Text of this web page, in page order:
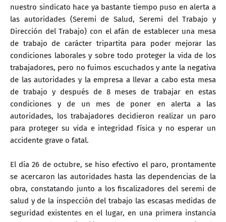
nuestro sindicato hace ya bastante tiempo puso en alerta a
las autoridades (Seremi de Salud, Seremi del Trabajo y
Dirección del Trabajo) con el afán de establecer una mesa
de trabajo de carácter tripartita para poder mejorar las
condiciones laborales y sobre todo proteger la vida de los
trabajadores, pero no fuimos escuchados y ante la negativa
de las autoridades y la empresa a llevar a cabo esta mesa
de trabajo y después de 8 meses de trabajar en estas
condiciones y de un mes de poner en alerta a las
autoridades, los trabajadores decidieron realizar un paro
para proteger su vida e integridad física y no esperar un
accidente grave o fatal.
El día 26 de octubre, se hiso efectivo el paro, prontamente
se acercaron las autoridades hasta las dependencias de la
obra, constatando junto a los fiscalizadores del seremi de
salud y de la inspección del trabajo las escasas medidas de
seguridad existentes en el lugar, en una primera instancia